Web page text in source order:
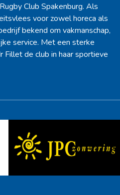
Club Spakenburg. Als
voor zowel horeca als
bekend om vakmanschap,
service. Met een sterke
de club in haar sportieve
>